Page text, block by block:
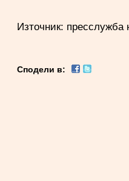
Източник: пресслужба
Сподели в: